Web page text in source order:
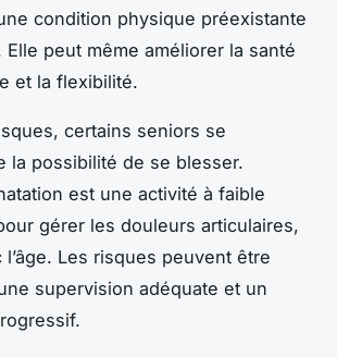
condition physique préexistante
peut même améliorer la santé
et la flexibilité.
certains seniors se
la possibilité de se blesser.
est une activité à faible
gérer les douleurs articulaires,
Les risques peuvent être
supervision adéquate et un